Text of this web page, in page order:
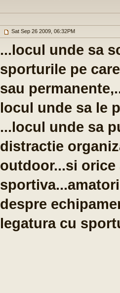
Sat Sep 26 2009, 06:32PM
...locul unde sa
sporturile pe
sau
locul unde sa le
...locul unde sa
distractie
outdoor...si orice
despre
legatura cu